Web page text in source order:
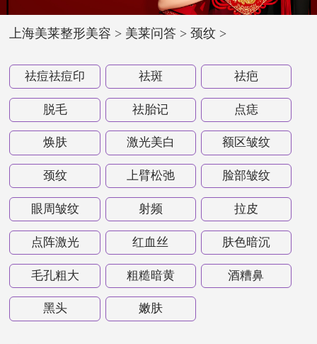
上海美莱整形美容 > 美莱问答 >颈纹 >
祛痘祛痘印 祛斑 祛疤
脱毛 祛胎记 点痣
焕肤 激光美白 额区皱纹
颈纹 上臂松弛 脸部皱纹
眼周皱纹 射频 拉皮
点阵激光 红血丝 肤色暗沉
毛孔粗大 粗糙暗黄 酒糟鼻
黑头 嫩肤